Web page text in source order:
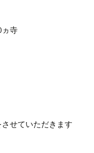
ヵ寺
せていただきます